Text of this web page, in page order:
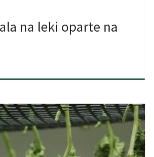
na leki oparte na